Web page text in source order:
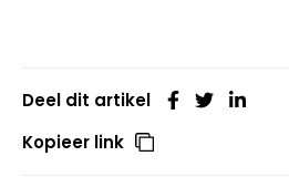
Deel dit artikel
Kopieer link